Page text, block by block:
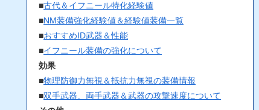
■古代＆イフニール特化経験値
■NM装備強化経験値＆経験値装備一覧
■おすすめID武器＆性能
■イフニール装備の強化について
効果
■物理防御力無視＆抵抗力無視の装備情報
■双手武器、両手武器＆武器の攻撃速度について